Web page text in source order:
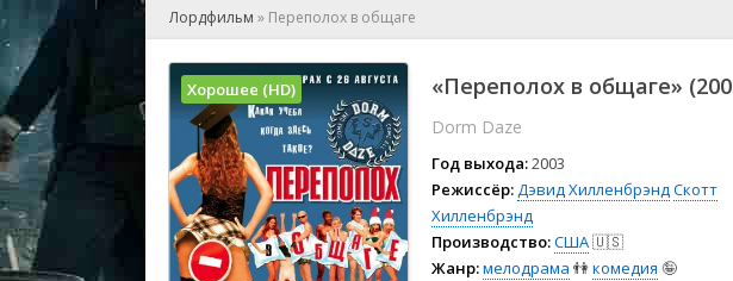
🕺 Мюзикл
👨‍💼
👨‍💻 Реальное тв
🎤 Ток-шоу
🧙‍♀️ Фантастика
🤠
🏅 Церемония
Лордфильм » Переполох в общаге
«Переполох в общаге»
Dorm Daze
Год выхода:2003
Режиссёр:Дэвид ХилленбрэндСкотт
Хилленбрэнд
Производство:США🇺🇸
Жанр:мелодрама 👫комедия 🤪
Хорошее (HD)